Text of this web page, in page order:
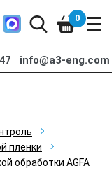
info@a3-eng.com
0
пленки
обработки AGFA